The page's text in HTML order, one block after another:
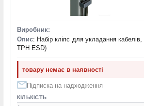
Виробник:
Опис: Набір кліпс для укладання
TPH ESD)
товару немає в наявності
Підписка на надходження
КІЛЬКІСТЬ